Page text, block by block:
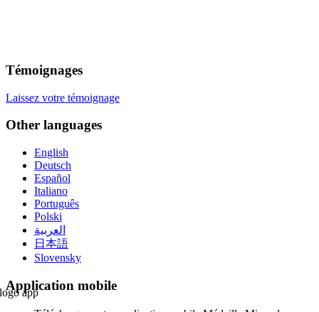
Témoignages
Laissez votre témoignage
Other languages
English
Deutsch
Español
Italiano
Português
Polski
العربية
日本語
Slovensky
Application mobile